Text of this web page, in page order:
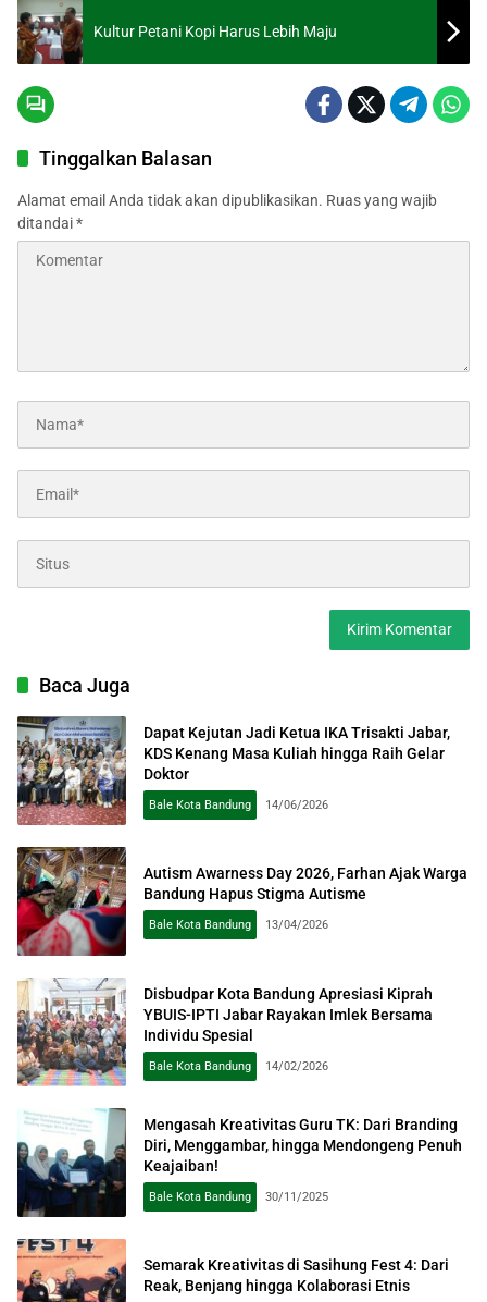
Kultur Petani Kopi Harus Lebih Maju
Tinggalkan Balasan
Alamat email Anda tidak akan dipublikasikan. Ruas yang wajib
ditandai*
Baca Juga
Dapat Kejutan Jadi Ketua IKA Trisakti Jabar,
KDS Kenang Masa Kuliah hingga Raih Gelar
Doktor
Bale Kota Bandung 14/06/2026
Autism Awarness Day 2026, Farhan Ajak Warga
Bandung Hapus Stigma Autisme
Bale Kota Bandung 13/04/2026
Disbudpar Kota Bandung Apresiasi Kiprah
YBUIS-IPTI Jabar Rayakan Imlek Bersama
Individu Spesial
Bale Kota Bandung 14/02/2026
Mengasah Kreativitas Guru TK: Dari Branding
Diri, Menggambar, hingga Mendongeng Penuh
Keajaiban!
Bale Kota Bandung 30/11/2025
Semarak Kreativitas di Sasihung Fest 4: Dari
Reak, Benjang hingga Kolaborasi Etnis